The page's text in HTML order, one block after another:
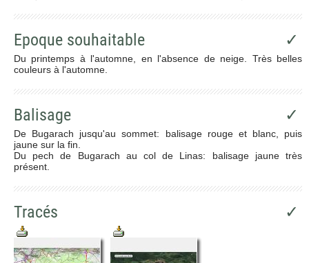
Epoque souhaitable ✓
Du printemps à l'automne, en l'absence de neige. Très belles
couleurs à l'automne.
Balisage ✓
De Bugarach jusqu'au sommet: balisage rouge et blanc, puis
jaune sur la fin.
Du pech de Bugarach au col de Linas: balisage jaune très
présent.
Tracés ✓